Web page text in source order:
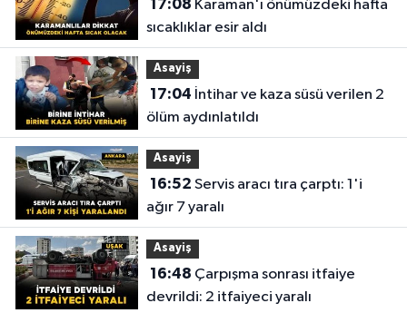
17:08
sıcaklıklar esir aldı
Asayiş
17:04
ölüm aydınlatıldı
Asayiş
16:52
ağır 7 yaralı
Asayiş
16:48
devrildi: 2 itfaiyeci yaralı